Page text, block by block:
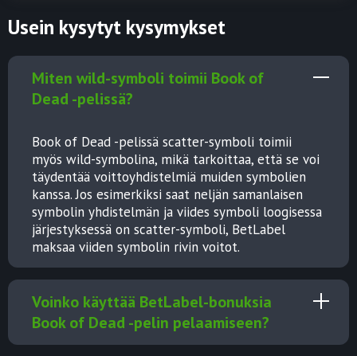
Usein kysytyt kysymykset
Miten wild-symboli toimii Book of
Dead -pelissä?
Book of Dead -pelissä scatter-symboli toimii
myös wild-symbolina, mikä tarkoittaa, että se voi
täydentää voittoyhdistelmiä muiden symbolien
kanssa. Jos esimerkiksi saat neljän samanlaisen
symbolin yhdistelmän ja viides symboli loogisessa
järjestyksessä on scatter-symboli, BetLabel
maksaa viiden symbolin rivin voitot.
Voinko käyttää BetLabel-bonuksia
Book of Dead -pelin pelaamiseen?